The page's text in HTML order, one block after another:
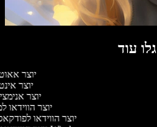
גלו עוד
יוצר
יוצר
יוצר
יוצר הווידאו
יוצר הווידאו